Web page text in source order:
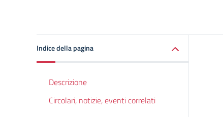
Indice della pagina
Descrizione
Circolari, notizie, eventi correlati